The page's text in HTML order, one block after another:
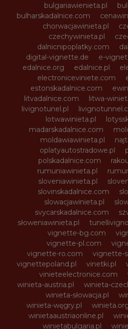
bulgariawienieta.pl
bulharskadalnice.com
chorwacjawinieta.pl
czechywinieta.pl
dalnicnipoplatky.com
digital-vignette.de
e-
edalnice.org
edalnice.pl
electroniceviniete.com
estonskadalnice.com
litvadalnice.com
litwa-
livignotunel.pl
lotwawinieta.pl
madarskadalnice.com
moldawiawinieta.pl
oplatyautostradowe.pl
polskadalnice.com
rumuniawinieta.pl
sloveniawinieta.pl
slovinskadalnice.com
slowacjawinieta.pl
svycarskadalnice.com
słoweniawinieta.pl
vignette-bg.com
vignette-pl.com
vignette-ro.com
vignette-
vignettepoland.pl
vinetki.pl
vinieteelectronice.com
winieta-austria.pl
winieta-
winieta-słowacja.pl
winieta-węgry.pl
winietaaustriaonline.pl
winietabulgaria.pl